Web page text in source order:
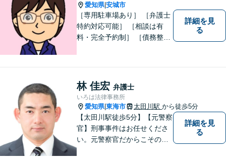
愛知県|安城市
［専用駐車場あり］ ［弁護士
特約対応可能］ ［相談は有
料・完全予約制］ ［債務整理
りになる街の法律家を目指し
ています。 暮らしのトラブ
ル、まずはご相談ください。
詳細を見
る
林 佳宏 弁護士
いろは法律事務所
愛知県|東海市 太田川駅 から徒歩5分
【太田川駅徒歩5分】【元警察
官】刑事事件はお任せくださ
い。元警察官だからこその視
詳細を見
る